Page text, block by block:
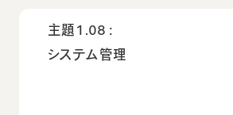
主題1.08：
システム管理